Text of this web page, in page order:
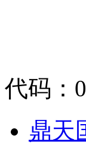
代码
鼎天